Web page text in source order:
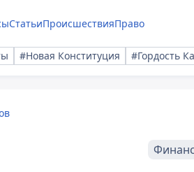
СтатьиПроисшествияПраво
#Новая Конституция #Гордость